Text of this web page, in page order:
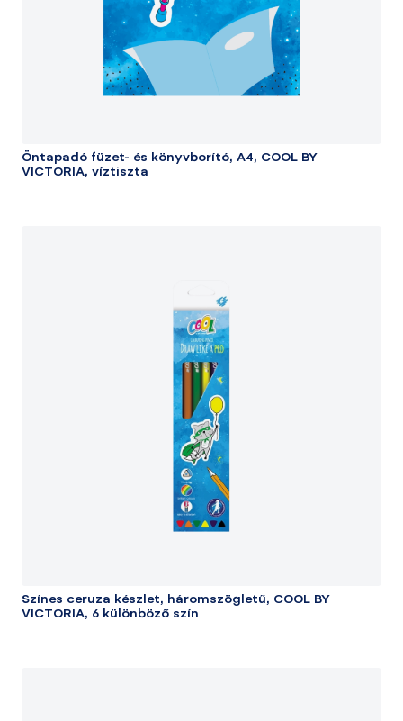
Öntapadó füzet- és könyvborító, A4, COOL BY
VICTORIA, víztiszta
Színes ceruza készlet, háromszögletű, COOL BY
VICTORIA, 6 különböző szín